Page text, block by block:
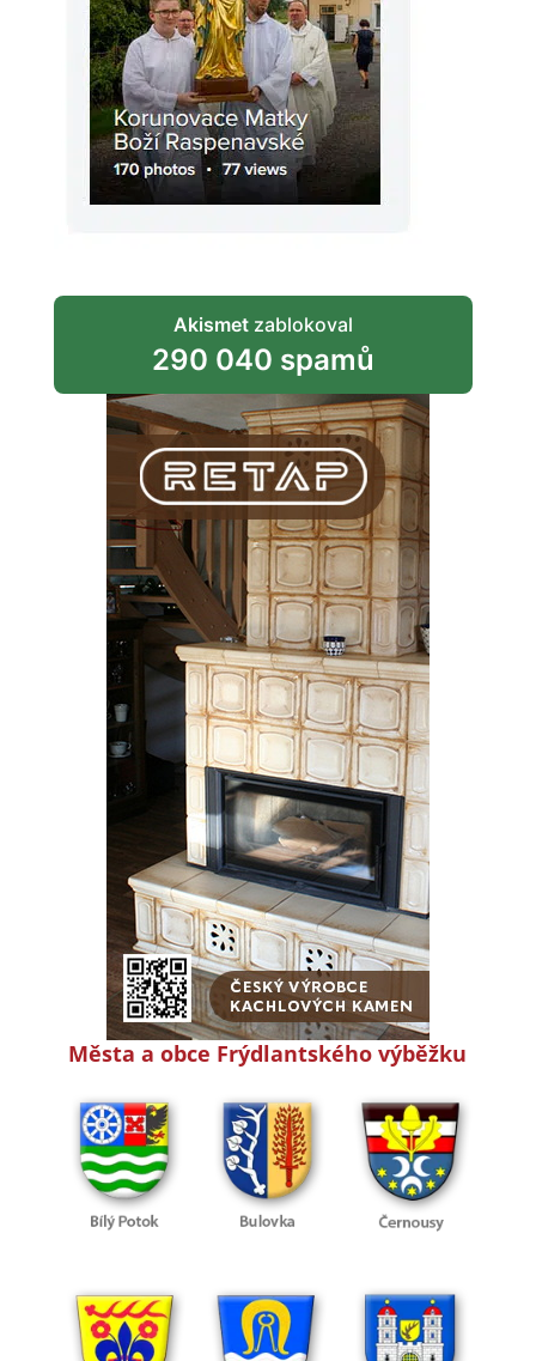
Akismetzablokoval
290 040 spamů
Města a obce Frýdlantského výběžku